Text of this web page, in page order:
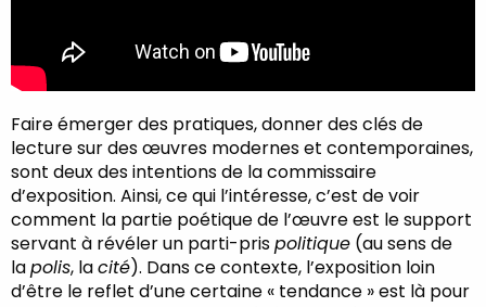
Faire émerger des pratiques, donner des clés de
lecture sur des œuvres modernes et contemporaines,
sont deux des intentions de la commissaire
d’exposition. Ainsi, ce qui l’intéresse, c’est de voir
comment la partie poétique de l’œuvre est le support
servant à révéler un parti-prispolitique (au sens de
lapolis, lacité). Dans ce contexte, l’exposition loin
d’être le reflet d’une certaine « tendance » est là pour